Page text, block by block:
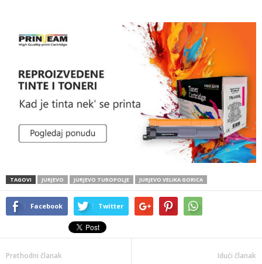
TAGOVI JURJEVO JURJEVO TUROPOLJE JURJEVO VELIKA GORICA
Facebook Twitter
Prethodni članak Idući članak